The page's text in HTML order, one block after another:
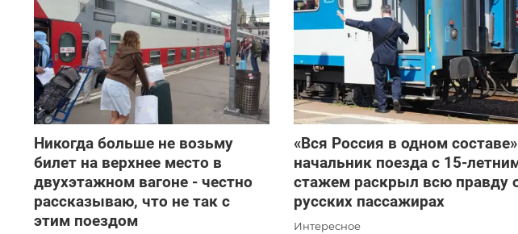
Никогда больше не возьму
билет на верхнее место в
двухэтажном вагоне - честно
рассказываю, что не так с
этим поездом
«Вся Россия в одном
начальник поезда с 15-
стажем раскрыл всю правду
русских пассажирах
Интересное